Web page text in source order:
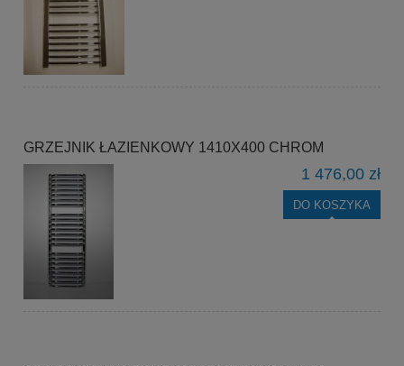
GRZEJNIK ŁAZIENKOWY 1410X400 CHROM
1 476,00 zł
DO KOSZYKA